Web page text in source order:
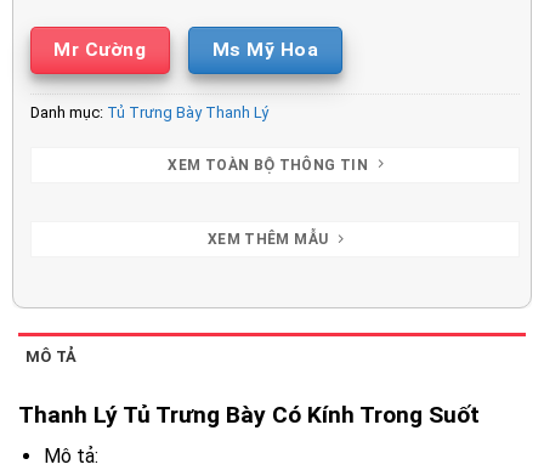
Mr Cường Ms Mỹ Hoa
Danh mục: Tủ Trưng Bày Thanh Lý
XEM TOÀN BỘ THÔNG TIN
XEM THÊM MẪU
MÔ TẢ
Thanh Lý Tủ Trưng Bày Có Kính Trong Suốt
Mô tả: